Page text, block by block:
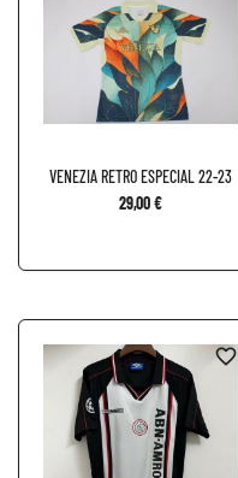
VENEZIA RETRO ESPECIAL 22-23
29,00 €
favorite_border